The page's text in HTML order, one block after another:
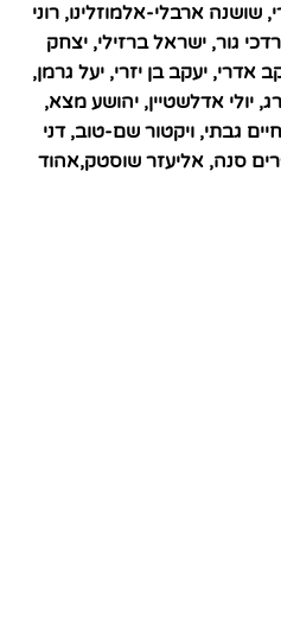
שושנה ארבלי-אלמוזלינו, רוני
גור, ישראל ברזילי, יצחק
אדרי, יעקב בן יזרי, יעל גרמן,
יולי אדלשטיין, יהושע מצא,
גבתי, ויקטור שם-טוב, דני
סנה, אליעזר שוסטק,אהוד